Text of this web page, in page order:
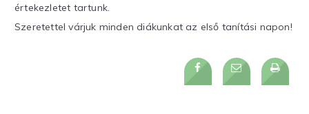
értekezletet tartunk.
Szeretettel várjuk minden diákunkat az első tanítási napon!